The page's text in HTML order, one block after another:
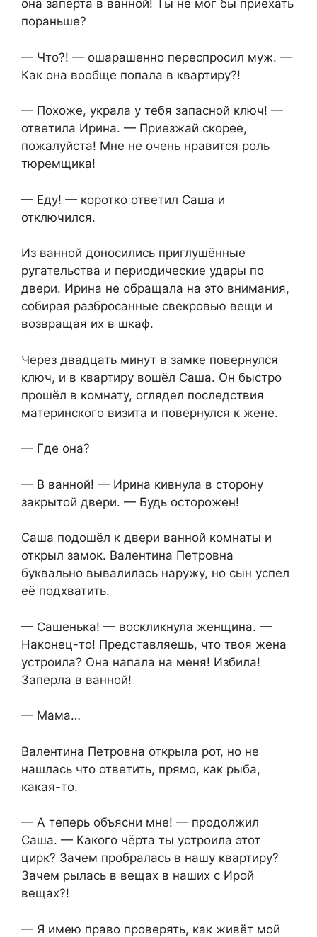
она заперта в ванной! Ты не мог бы приехать
пораньше?
— Что?! — ошарашенно переспросил муж. —
Как она вообще попала в квартиру?!
— Похоже, украла у тебя запасной ключ! —
ответила Ирина. — Приезжай скорее,
пожалуйста! Мне не очень нравится роль
тюремщика!
— Еду! — коротко ответил Саша и
отключился.
Из ванной доносились приглушённые
ругательства и периодические удары по
двери. Ирина не обращала на это внимания,
собирая разбросанные свекровью вещи и
возвращая их в шкаф.
Через двадцать минут в замке повернулся
ключ, и в квартиру вошёл Саша. Он быстро
прошёл в комнату, оглядел последствия
материнского визита и повернулся к жене.
— Где она?
— В ванной! — Ирина кивнула в сторону
закрытой двери. — Будь осторожен!
Саша подошёл к двери ванной комнаты и
открыл замок. Валентина Петровна
буквально вывалилась наружу, но сын успел
её подхватить.
— Сашенька! — воскликнула женщина. —
Наконец-то! Представляешь, что твоя жена
устроила? Она напала на меня! Избила!
Заперла в ванной!
— Мама…
Валентина Петровна открыла рот, но не
нашлась что ответить, прямо, как рыба,
какая-то.
— А теперь объясни мне! — продолжил
Саша. — Какого чёрта ты устроила этот
цирк? Зачем пробралась в нашу квартиру?
Зачем рылась в вещах в наших с Ирой
вещах?!
— Я имею право проверять, как живёт мой